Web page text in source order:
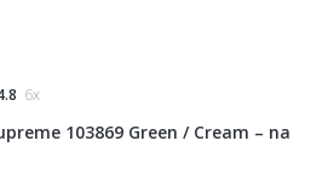
6x
103869 Green / Cream – na